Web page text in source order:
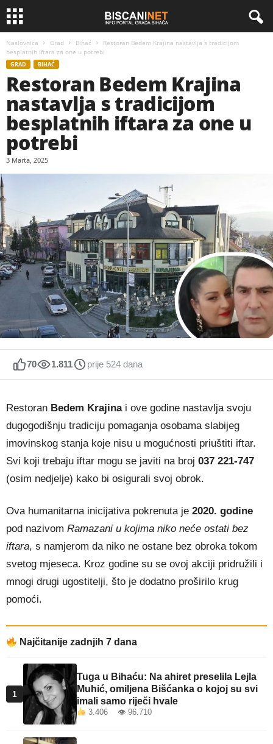
Naslovnica Grad Bihać
Restoran Bedem Krajina nastavlja s tradicijom
besplatnih iftara za one u potrebi
GRAD BIHAĆ
Restoran Bedem Krajina
nastavlja s tradicijom
besplatnih iftara za one u
potrebi
3 Marta, 2025
70 1.811 prije 524 dana
Restoran Bedem Krajinai ove godine nastavlja svoju
dugogodišnju tradiciju pomaganja osobama slabijeg
imovinskog stanja koje nisu u mogućnosti priuštiti iftar.
Svi koji trebaju iftar mogu se javiti na broj 037 221-747
(osim nedjelje) kako bi osigurali svoj obrok.
Ova humanitarna inicijativa pokrenuta je 2020. godine
pod nazivom Ramazani u kojima niko neće ostati bez
iftara, s namjerom da niko ne ostane bez obroka tokom
svetog mjeseca. Kroz godine su se ovoj akciji pridružili i
mnogi drugi ugostitelji, što je dodatno proširilo krug
pomoći.
Najčitanije zadnjih 7 dana
1
Tuga u Bihaću: Na ahiret preselila Lejla
Muhić, omiljena Bišćanka o kojoj su svi
imali samo riječi hvale
3.406 👁 96.710